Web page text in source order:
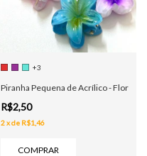
e Amarelo
+3
Piranha Pequena de Acrílico - Flor - 6
R$2,50
2 xde R$1,46
COMPRAR